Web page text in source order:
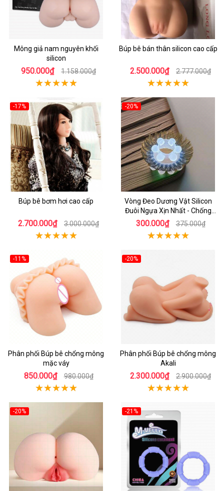
Mông giả nam nguyên khối
silicon
950.000₫ 1.158.000₫
Búp bê bán thân silicon cao cấp
2.500.000₫ 2.777.000₫
-17%
Búp bê bơm hơi cao cấp
2.700.000₫ 3.000.000₫
-20%
Vòng Đeo Dương Vật Silicon
Đuôi Ngựa Xịn Nhất - Chống
Xuất Tinh Sớm
300.000₫ 375.000₫
-11%
Phân phối Búp bê chổng mông
mặc váy
850.000₫ 980.000₫
-20%
Phân phối Búp bê chổng mông
Akali
2.300.000₫ 2.900.000₫
-20% -21%